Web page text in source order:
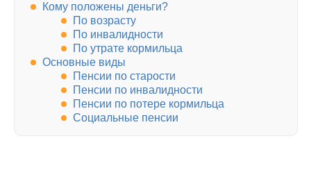
Кому положены деньги?
По возрасту
По инвалидности
По утрате кормильца
Основные виды
Пенсии по старости
Пенсии по инвалидности
Пенсии по потере кормильца
Социальные пенсии